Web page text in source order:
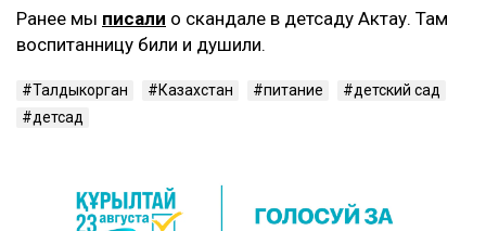
‎Ранее мы писали о скандале в детсаду Актау. Там
воспитанницу били и душили.
Талдыкорган Казахстан питание
детский сад
детсад